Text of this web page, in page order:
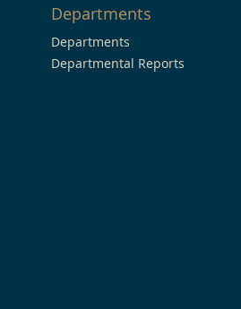
Departments
Departments
Departmental Reports